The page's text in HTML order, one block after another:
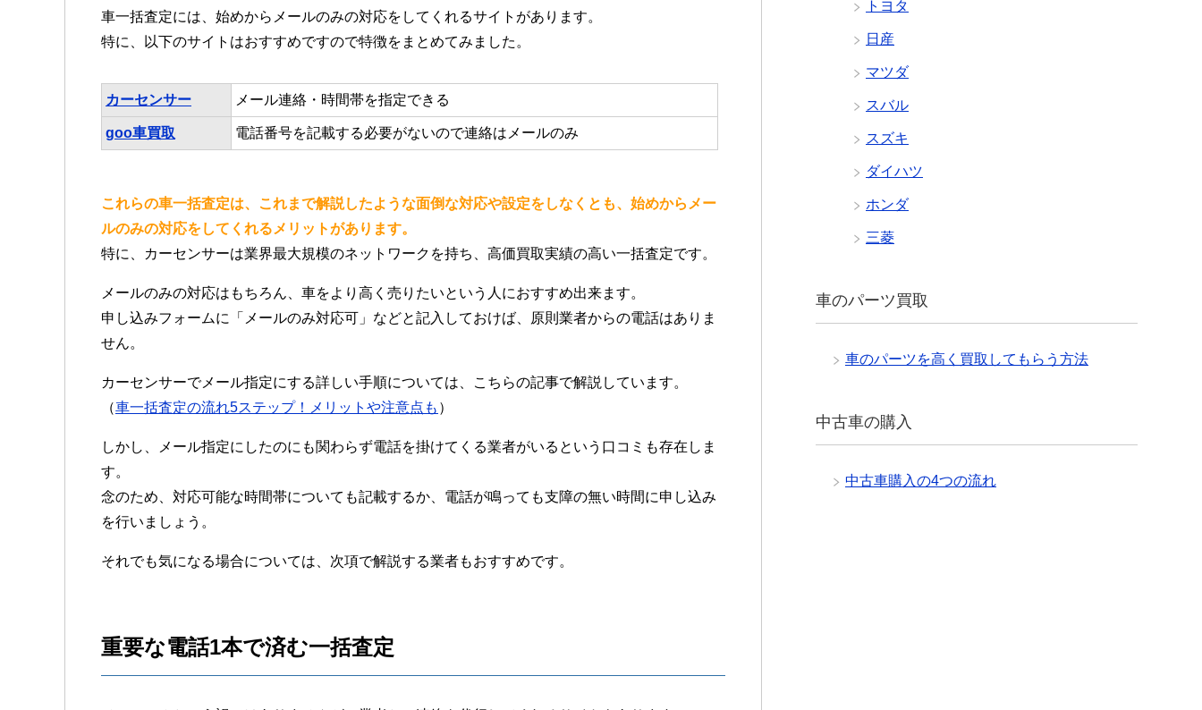
車一括査定には、始めからメールのみの対応をしてくれるサイトがあります。
特に、以下のサイトはおすすめですので特徴をまとめてみました。
カーセンサー メール連絡・時間帯を指定できる
goo車買取 電話番号を記載する必要がないので連絡はメールのみ
これらの車一括査定は、これまで解説したような面倒な対応や設定をしなくとも、始めからメー
ルのみの対応をしてくれるメリットがあります。
特に、カーセンサーは業界最大規模のネットワークを持ち、高価買取実績の高い一括査定です。
メールのみの対応はもちろん、車をより高く売りたいという人におすすめ出来ます。
申し込みフォームに「メールのみ対応可」などと記入しておけば、原則業者からの電話はありま
せん。
カーセンサーでメール指定にする詳しい手順については、こちらの記事で解説しています。
（車一括査定の流れ5ステップ！メリットや注意点も ）
しかし、メール指定にしたのにも関わらず電話を掛けてくる業者がいるという口コミも存在しま
す。
念のため、対応可能な時間帯についても記載するか、電話が鳴っても支障の無い時間に申し込み
を行いましょう。
それでも気になる場合については、次項で解説する業者もおすすめです。
重要な電話1本で済む一括査定
トヨタ
日産
マツダ
スバル
スズキ
ダイハツ
ホンダ
三菱
車のパーツ買取
車のパーツを高く買取してもらう方法
中古車の購入
中古車購入の4つの流れ